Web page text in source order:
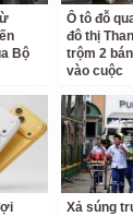
Bộ
Ô tô đỗ
đô thị
trộm 2
vào cuộc
Xả súng